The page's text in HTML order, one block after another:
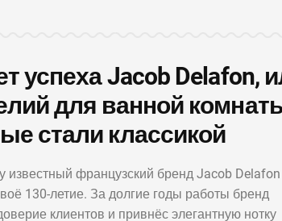
успеха Jacob Delafon,
для ванной
стали классикой
известный французский бренд Jacob Delafon
130-летие. За долгие годы работы бренд
клиентов и привнёс элегантную нотку